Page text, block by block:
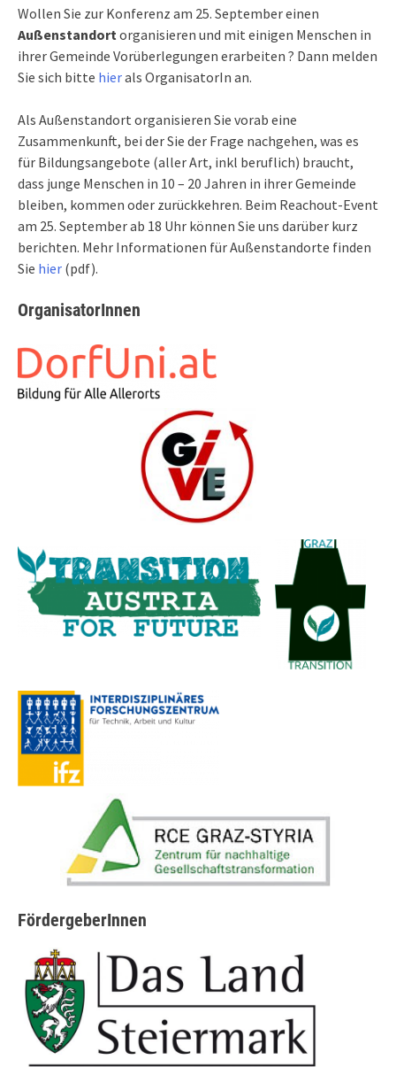
Wollen Sie zur Konferenz am 25. September einen
Außenstandortorganisieren und mit einigen Menschen in
ihrer Gemeinde Vorüberlegungen erarbeiten ? Dann melden
Sie sich bitte hierals OrganisatorIn an.
Als Außenstandort organisieren Sie vorab eine
Zusammenkunft, bei der Sie der Frage nachgehen, was es
für Bildungsangebote (aller Art, inkl beruflich) braucht,
dass junge Menschen in 10 – 20 Jahren in ihrer Gemeinde
bleiben, kommen oder zurückkehren. Beim Reachout-Event
am 25. September ab 18 Uhr können Sie uns darüber kurz
berichten. Mehr Informationen für Außenstandorte finden
Sie hier (pdf).
OrganisatorInnen
FördergeberInnen